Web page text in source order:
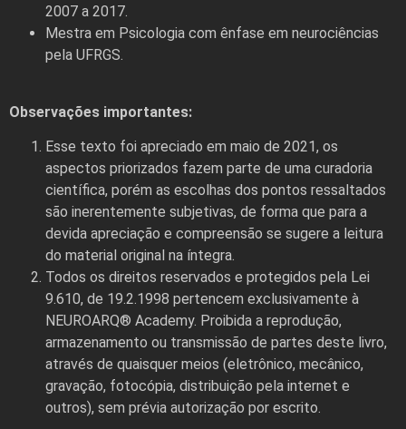
2007 a 2017.
Mestra em Psicologia com ênfase em neurociências
pela UFRGS.
Observações importantes:
Esse texto foi apreciado em maio de 2021, os
aspectos priorizados fazem parte de uma curadoria
científica, porém as escolhas dos pontos ressaltados
são inerentemente subjetivas, de forma que para a
devida apreciação e compreensão se sugere a leitura
do material original na íntegra.
Todos os direitos reservados e protegidos pela Lei
9.610, de 19.2.1998 pertencem exclusivamente à
NEUROARQ® Academy. Proibida a reprodução,
armazenamento ou transmissão de partes deste livro,
através de quaisquer meios (eletrônico, mecânico,
gravação, fotocópia, distribuição pela internet e
outros), sem prévia autorização por escrito.